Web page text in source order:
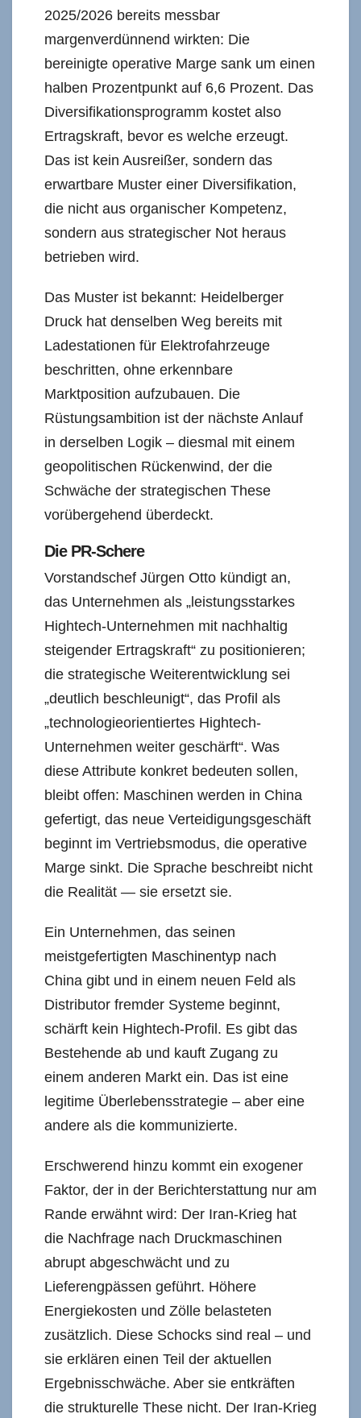
2025/2026 bereits messbar
margenverdünnend wirkten: Die
bereinigte operative Marge sank um einen
halben Prozentpunkt auf 6,6 Prozent. Das
Diversifikationsprogramm kostet also
Ertragskraft, bevor es welche erzeugt.
Das ist kein Ausreißer, sondern das
erwartbare Muster einer Diversifikation,
die nicht aus organischer Kompetenz,
sondern aus strategischer Not heraus
betrieben wird.
Das Muster ist bekannt: Heidelberger
Druck hat denselben Weg bereits mit
Ladestationen für Elektrofahrzeuge
beschritten, ohne erkennbare
Marktposition aufzubauen. Die
Rüstungsambition ist der nächste Anlauf
in derselben Logik – diesmal mit einem
geopolitischen Rückenwind, der die
Schwäche der strategischen These
vorübergehend überdeckt.
Die PR-Schere
Vorstandschef Jürgen Otto kündigt an,
das Unternehmen als „leistungsstarkes
Hightech-Unternehmen mit nachhaltig
steigender Ertragskraft“ zu positionieren;
die strategische Weiterentwicklung sei
„deutlich beschleunigt“, das Profil als
„technologieorientiertes Hightech-
Unternehmen weiter geschärft“. Was
diese Attribute konkret bedeuten sollen,
bleibt offen: Maschinen werden in China
gefertigt, das neue Verteidigungsgeschäft
beginnt im Vertriebsmodus, die operative
Marge sinkt. Die Sprache beschreibt nicht
die Realität — sie ersetzt sie.
Ein Unternehmen, das seinen
meistgefertigten Maschinentyp nach
China gibt und in einem neuen Feld als
Distributor fremder Systeme beginnt,
schärft kein Hightech-Profil. Es gibt das
Bestehende ab und kauft Zugang zu
einem anderen Markt ein. Das ist eine
legitime Überlebensstrategie – aber eine
andere als die kommunizierte.
Erschwerend hinzu kommt ein exogener
Faktor, der in der Berichterstattung nur am
Rande erwähnt wird: Der Iran-Krieg hat
die Nachfrage nach Druckmaschinen
abrupt abgeschwächt und zu
Lieferengpässen geführt. Höhere
Energiekosten und Zölle belasteten
zusätzlich. Diese Schocks sind real – und
sie erklären einen Teil der aktuellen
Ergebnisschwäche. Aber sie entkräften
die strukturelle These nicht. Der Iran-Krieg